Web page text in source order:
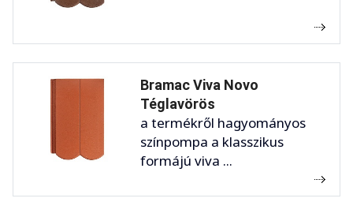
Bramac Viva Novo
Téglavörös
a termékről hagyományos
színpompa a klasszikus
formájú viva ...